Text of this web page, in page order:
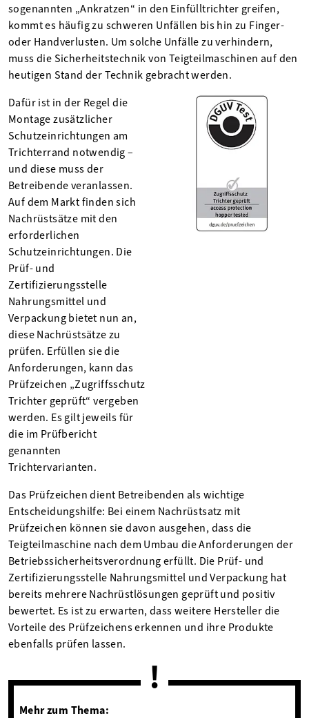
sogenannten „Ankratzen“ in den Einfülltrichter greifen,
kommt es häufig zu schweren Unfällen bis hin zu Finger-
oder Handverlusten. Um solche Unfälle zu verhindern,
muss die Sicherheitstechnik von Teigteilmaschinen auf den
heutigen Stand der Technik gebracht werden.
Dafür ist in der Regel die
Montage zusätzlicher
Schutzeinrichtungen am
Trichterrand notwendig –
und diese muss der
Betreibende veranlassen.
Auf dem Markt finden sich
Nachrüstsätze mit den
erforderlichen
Schutzeinrichtungen. Die
Prüf- und
Zertifizierungsstelle
Nahrungsmittel und
Verpackung bietet nun an,
diese Nachrüstsätze zu
prüfen. Erfüllen sie die
Anforderungen, kann das
Prüfzeichen „Zugriffsschutz
Trichter geprüft“ vergeben
werden. Es gilt jeweils für
die im Prüfbericht
genannten
Trichtervarianten.
Das Prüfzeichen dient Betreibenden als wichtige
Entscheidungshilfe: Bei einem Nachrüstsatz mit
Prüfzeichen können sie davon ausgehen, dass die
Teigteilmaschine nach dem Umbau die Anforderungen der
Betriebssicherheitsverordnung erfüllt. Die Prüf- und
Zertifizierungsstelle Nahrungsmittel und Verpackung hat
bereits mehrere Nachrüstlösungen geprüft und positiv
bewertet. Es ist zu erwarten, dass weitere Hersteller die
Vorteile des Prüfzeichens erkennen und ihre Produkte
ebenfalls prüfen lassen.
Mehr zum Thema: